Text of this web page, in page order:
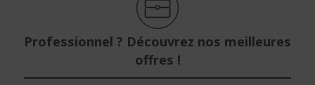
Professionnel ? Découvrez nos meilleures
offres !